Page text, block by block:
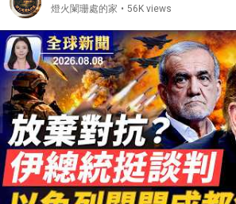
燈火闌珊處的家 • 56K views